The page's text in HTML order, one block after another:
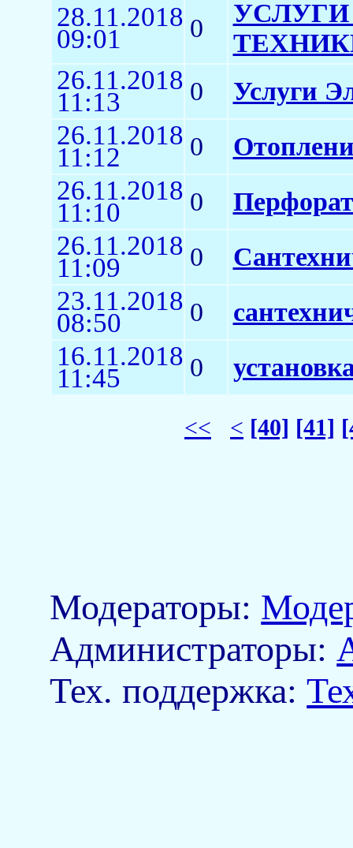
28.11.2018
09:01 0
26.11.2018
11:13 0 Услуги
26.11.2018
11:12 0
26.11.2018
11:10 0
26.11.2018
11:09 0
23.11.2018
08:50 0
16.11.2018
11:45 0
<< < [40] [41]
Модераторы:
Aдминистраторы:
Тех. поддержка: